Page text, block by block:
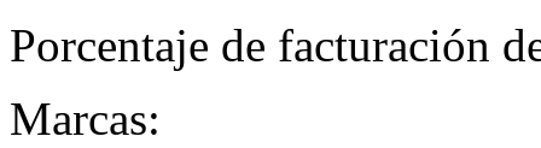
Porcentaje de facturación
Marcas: